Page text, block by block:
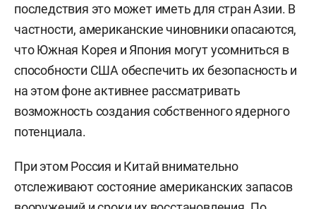
последствия это может иметь для стран Азии. В
частности, американские чиновники опасаются,
что Южная Корея и Япония могут усомниться в
способности США обеспечить их безопасность и
на этом фоне активнее рассматривать
возможность создания собственного ядерного
потенциала.
При этом Россия и Китай внимательно
отслеживают состояние американских запасов